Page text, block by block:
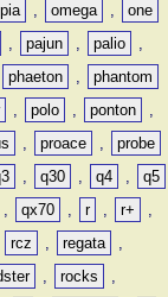
, omega ,
one
, pajun , palio
,
phaeton ,
phantom
, polo , ponton
,
, proace ,
probe
, q30 , q4 ,
q5
, qx70 , r , r+
,
rcz , regata
,
, rocks
,